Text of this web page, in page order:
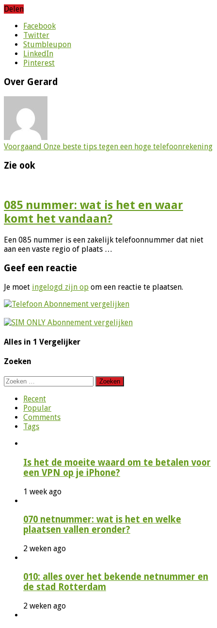
Delen
Facebook
Twitter
Stumbleupon
LinkedIn
Pinterest
Over Gerard
Voorgaand Onze beste tips tegen een hoge telefoonrekening
Zie ook
085 nummer: wat is het en waar
komt het vandaan?
Een 085 nummer is een zakelijk telefoonnummer dat niet
aan een vaste regio of plaats …
Geef een reactie
Je moet ingelogd zijn op om een reactie te plaatsen.
Alles in 1 Vergelijker
Zoeken
Zoeken
Recent
Popular
Comments
Tags
Is het de moeite waard om te betalen voor
een VPN op je iPhone?
1 week ago
070 netnummer: wat is het en welke
plaatsen vallen eronder?
2 weken ago
010: alles over het bekende netnummer en
de stad Rotterdam
2 weken ago